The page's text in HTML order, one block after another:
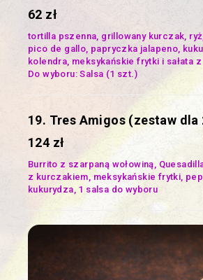
62 zł
tortilla pszenna, grillowany kurczak,
pico de gallo, papryczka jalapeno,
kolendra, meksykańskie frytki i sałata
Do wyboru: Salsa (1 szt.)
19. Tres Amigos (zestaw dla
124 zł
Burrito z szarpaną wołowiną,
z kurczakiem, meksykańskie frytki,
kukurydza, 1 salsa do wyboru